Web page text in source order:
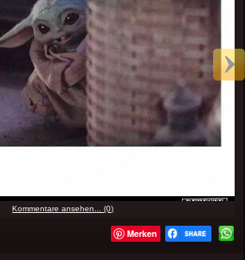
Kommentare ansehen... (0)
Merken